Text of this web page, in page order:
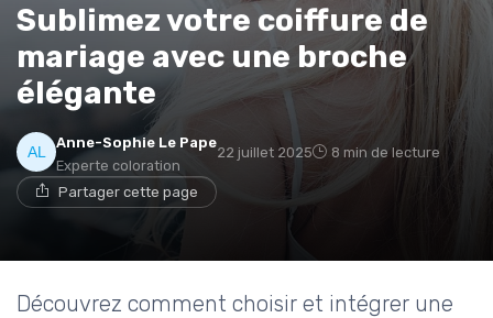
Sublimez votre coiffure de
mariage avec une broche
élégante
Anne-Sophie Le Pape
Experte coloration
22 juillet 2025 8 min de lecture
Partager cette page
Découvrez comment choisir et intégrer une